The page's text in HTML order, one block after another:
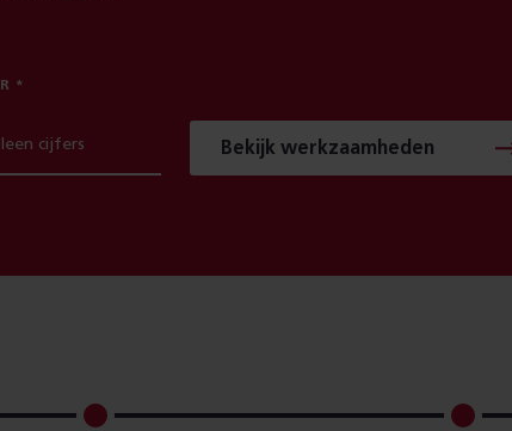
Bekijk werkzaamheden